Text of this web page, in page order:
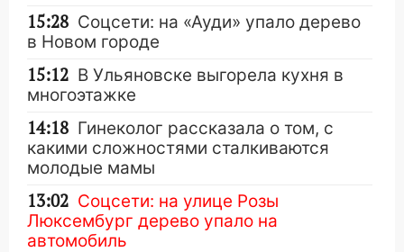
15:28 Соцсети: на «Ауди» упало дерево
в Новом городе
15:12 В Ульяновске выгорела кухня в
многоэтажке
14:18 Гинеколог рассказала о том, с
какими сложностями сталкиваются
молодые мамы
13:02 Соцсети: на улице Розы
Люксембург дерево упало на
автомобиль